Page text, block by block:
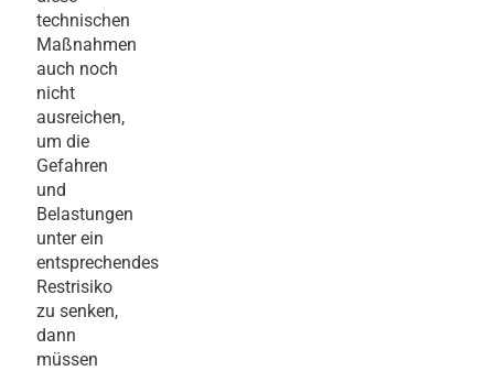
technischen
Maßnahmen
auch noch
nicht
ausreichen,
um die
Gefahren
und
Belastungen
unter ein
entsprechendes
Restrisiko
zu senken,
dann
müssen